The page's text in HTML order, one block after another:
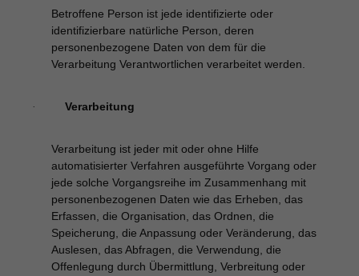
Betroffene Person ist jede identifizierte oder
identifizierbare natürliche Person, deren
personenbezogene Daten von dem für die
Verarbeitung Verantwortlichen verarbeitet werden.
· Verarbeitung
Verarbeitung ist jeder mit oder ohne Hilfe
automatisierter Verfahren ausgeführte Vorgang oder
jede solche Vorgangsreihe im Zusammenhang mit
personenbezogenen Daten wie das Erheben, das
Erfassen, die Organisation, das Ordnen, die
Speicherung, die Anpassung oder Veränderung, das
Auslesen, das Abfragen, die Verwendung, die
Offenlegung durch Übermittlung, Verbreitung oder